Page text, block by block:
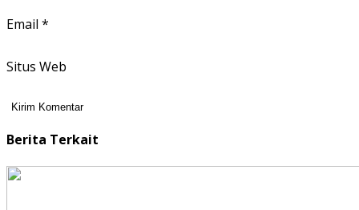
Email *
Situs Web
Berita Terkait